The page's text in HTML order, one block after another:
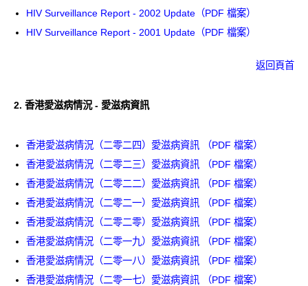
HIV Surveillance Report - 2002 Update（PDF 檔案）
HIV Surveillance Report - 2001 Update（PDF 檔案）
返回頁首
2. 香港愛滋病情況 - 愛滋病資訊
香港愛滋病情況（二零二四）愛滋病資訊 （PDF 檔案）
香港愛滋病情況（二零二三）愛滋病資訊 （PDF 檔案）
香港愛滋病情況（二零二二）愛滋病資訊 （PDF 檔案）
香港愛滋病情況（二零二一）愛滋病資訊 （PDF 檔案）
香港愛滋病情況（二零二零）愛滋病資訊 （PDF 檔案）
香港愛滋病情況（二零一九）愛滋病資訊 （PDF 檔案）
香港愛滋病情況（二零一八）愛滋病資訊 （PDF 檔案）
香港愛滋病情況（二零一七）愛滋病資訊 （PDF 檔案）